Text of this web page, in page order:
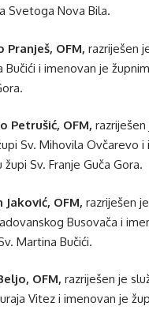
Svetoga Nova Bila.
Pranješ, OFM, razriješen
Bučići i imenovan je
Petrušić, OFM,
Sv. Mihovila Ovčarevo i
Sv. Franje Guča Gora.
OFM, razriješen
Busovača i
Martina Bučići.
OFM, razriješen je
Vitez i imenovan je